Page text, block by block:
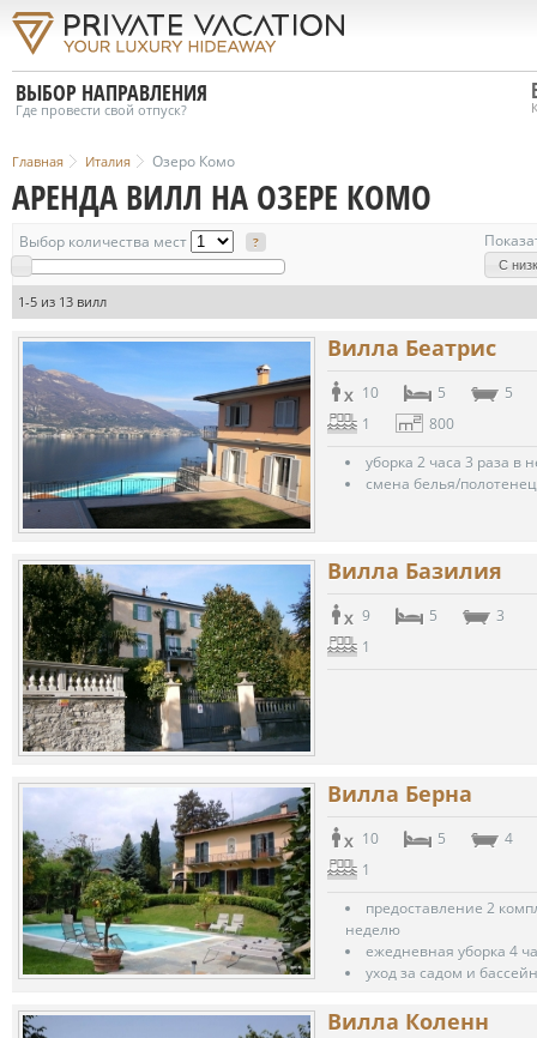
ВЫБОР НАПРАВЛЕНИЯ
Где провести свой отпуск?
Главная Италия Озеро Комо
АРЕНДА ВИЛЛ НА ОЗЕРЕ КОМО
Выбор количества мест ?
С
1-5 из 13 вилл
Вилла Беатрис
10 5
5
1
800
уборка 2 часа 3 раза в
смена белья/
Вилла Базилия
9 5
3
1
Вилла Берна
10 5
4
1
предоставление 2
неделю
ежедневная уборка 4
уход за садом и
Вилла Коленн